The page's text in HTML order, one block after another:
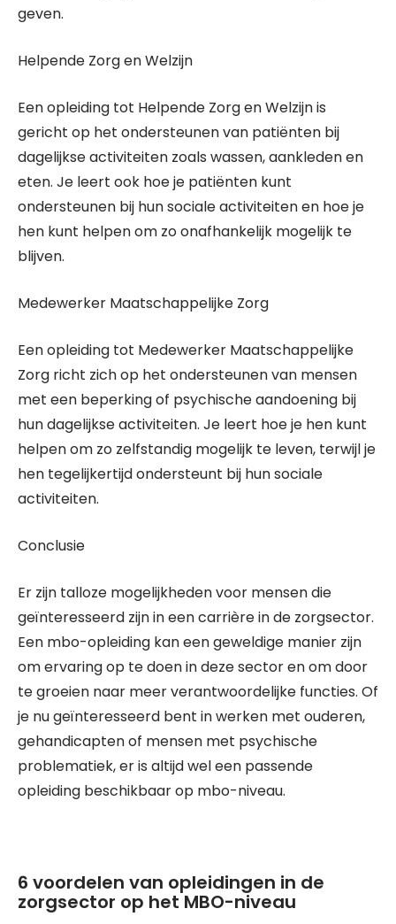
geven.
Helpende Zorg en Welzijn
Een opleiding tot Helpende Zorg en Welzijn is
gericht op het ondersteunen van patiënten bij
dagelijkse activiteiten zoals wassen, aankleden en
eten. Je leert ook hoe je patiënten kunt
ondersteunen bij hun sociale activiteiten en hoe je
hen kunt helpen om zo onafhankelijk mogelijk te
blijven.
Medewerker Maatschappelijke Zorg
Een opleiding tot Medewerker Maatschappelijke
Zorg richt zich op het ondersteunen van mensen
met een beperking of psychische aandoening bij
hun dagelijkse activiteiten. Je leert hoe je hen kunt
helpen om zo zelfstandig mogelijk te leven, terwijl je
hen tegelijkertijd ondersteunt bij hun sociale
activiteiten.
Conclusie
Er zijn talloze mogelijkheden voor mensen die
geïnteresseerd zijn in een carrière in de zorgsector.
Een mbo-opleiding kan een geweldige manier zijn
om ervaring op te doen in deze sector en om door
te groeien naar meer verantwoordelijke functies. Of
je nu geïnteresseerd bent in werken met ouderen,
gehandicapten of mensen met psychische
problematiek, er is altijd wel een passende
opleiding beschikbaar op mbo-niveau.
6 voordelen van opleidingen in de
zorgsector op het MBO-niveau